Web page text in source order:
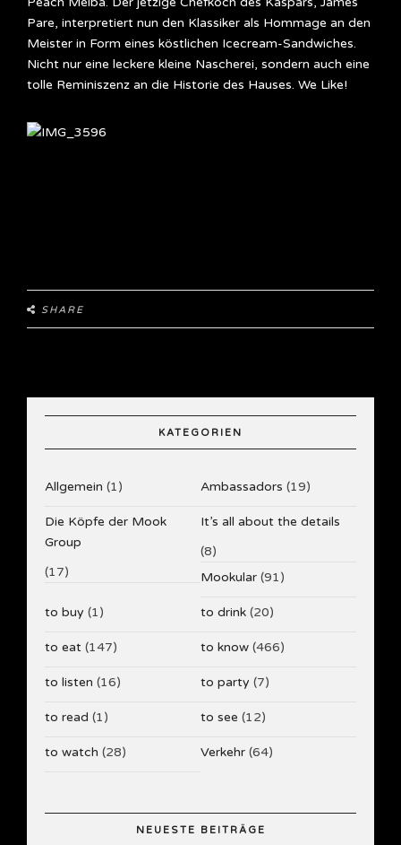
Pare, interpretiert nun den Klassiker als Hommage an den
Meister in Form eines köstlichen Icecream-Sandwiches.
Nicht nur eine leckere kleine Nascherei, sondern auch eine
tolle Reminiszenz an die Historie des Hauses. We Like!
SHARE
KATEGORIEN
Allgemein (1) Ambassadors (19)
Die Köpfe der Mook
Group
(17)
It’s all about the details
(8)
Mookular (91)
to buy (1) to drink (20)
to eat (147) to know (466)
to listen (16) to party (7)
to read (1) to see (12)
to watch (28) Verkehr (64)
NEUESTE BEITRÄGE